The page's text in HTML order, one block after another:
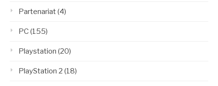
Partenariat(4)
PC(155)
Playstation (20)
PlayStation 2 (18)